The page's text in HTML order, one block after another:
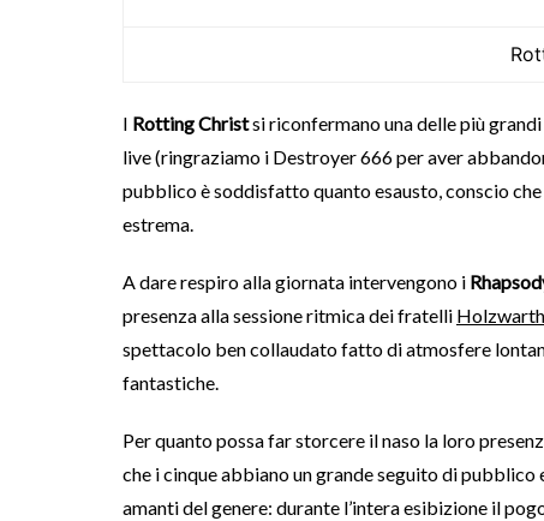
I Rotting Christsi riconfermano una delle più
live (ringraziamo i Destroyer 666 per aver
pubblico è soddisfatto quanto esausto, conscio
estrema.
A dare respiro alla giornata intervengono i
presenza alla sessione ritmica dei fratelli Holzwarth
spettacolo ben collaudato fatto di atmosfere
fantastiche.
Per quanto possa far storcere il naso la loro
che i cinque abbiano un grande seguito di
amanti del genere: durante l’intera esibizione il